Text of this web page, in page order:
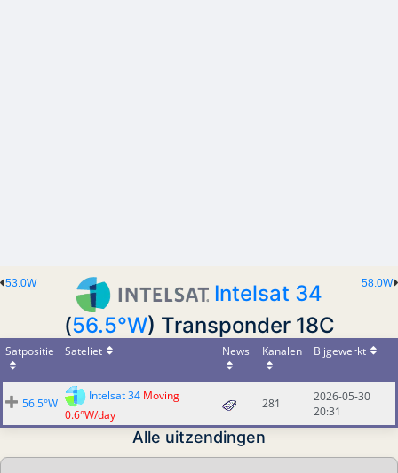
58.0W
53.0W
Intelsat 34
(56.5°W) Transponder 18C
Satpositie Sateliet News Kanalen Bijgewerkt
56.5°W
Intelsat 34 Moving
0.6°W/day
281
2026-05-30
20:31
Alle uitzendingen